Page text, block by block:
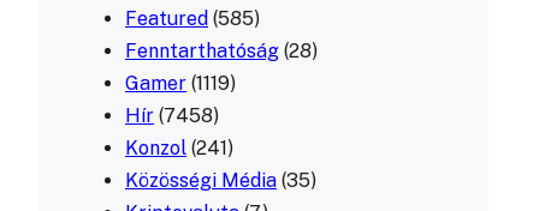
Featured (585)
Fenntarthatóság (28)
Gamer (1119)
Hír (7458)
Konzol (241)
Közösségi Média (35)